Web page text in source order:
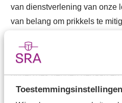
Toestemmingsinstellingen
van dienstverlening van onze
van belang om prikkels te
We weten dat kantoren
onderzoek hebben gedaan en
bespreekbaar maken,